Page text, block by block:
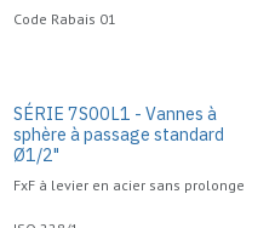
Code Rabais 01
SÉRIE 7S00L1 - Vannes à
sphère à passage standard
Ø1/2"
FxF à levier en acier sans prolonge